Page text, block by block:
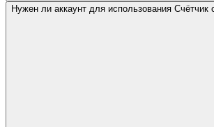
Нужен ли аккаунт для использования Счётчик